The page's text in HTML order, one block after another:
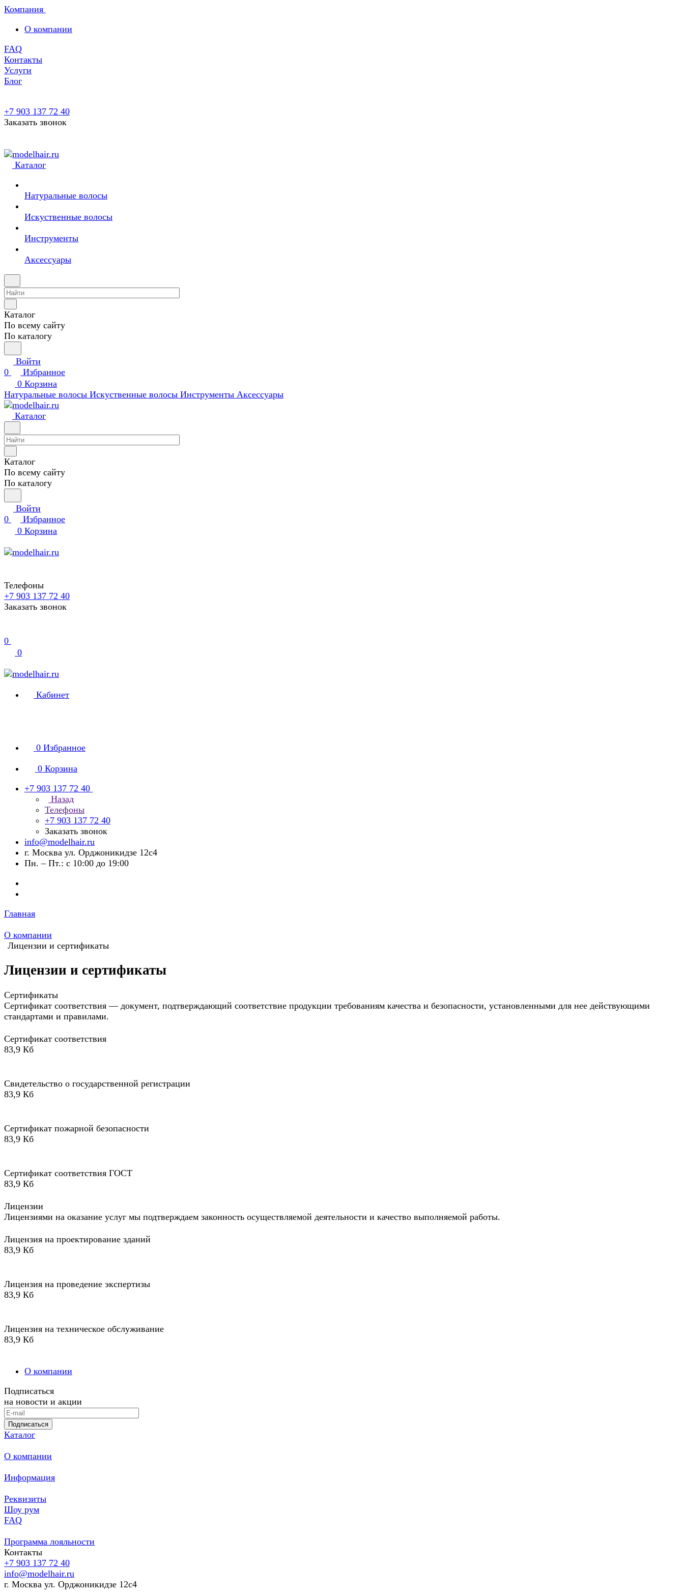
Компания
О компании
FAQ
Контакты
Услуги
Блог
+7 903 137 72 40
Заказать звонок
Каталог
Натуральные волосы
Искуственные волосы
Инструменты
Аксессуары
Каталог
По всему сайту
По каталогу
Войти
0
Избранное
0 Корзина
Натуральные волосы Искуственные волосы Инструменты Аксессуары
Каталог
Каталог
По всему сайту
По каталогу
Войти
0
Избранное
0 Корзина
Телефоны
+7 903 137 72 40
Заказать звонок
0
0
Кабинет
0 Избранное
0 Корзина
+7 903 137 72 40
Назад
Телефоны
+7 903 137 72 40
Заказать звонок
info@modelhair.ru
г. Москва ул. Орджоникидзе 12с4
Пн. – Пт.: с 10:00 до 19:00
Главная
О компании
Лицензии и сертификаты
Лицензии и сертификаты
Сертификаты
Сертификат соответствия — документ, подтверждающий соответствие продукции требованиям качества и безопасности, установленными для нее действующими
стандартами и правилами.
Сертификат соответствия
83,9 Кб
Свидетельство о государственной регистрации
83,9 Кб
Сертификат пожарной безопасности
83,9 Кб
Сертификат соответствия ГОСТ
83,9 Кб
Лицензии
Лицензиями на оказание услуг мы подтверждаем законность осуществляемой деятельности и качество выполняемой работы.
Лицензия на проектирование зданий
83,9 Кб
Лицензия на проведение экспертизы
83,9 Кб
Лицензия на техническое обслуживание
83,9 Кб
О компании
Подписаться
на новости и акции
Подписаться
Каталог
О компании
Информация
Реквизиты
Шоу рум
FAQ
Программа лояльности
Контакты
+7 903 137 72 40
info@modelhair.ru
г. Москва ул. Орджоникидзе 12с4